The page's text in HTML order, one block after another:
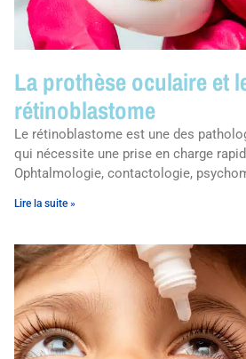
La prothèse oculaire et
rétinoblastome
Le rétinoblastome est une des
qui nécessite une prise en charge
Ophtalmologie, contactologie,
Lire la suite »